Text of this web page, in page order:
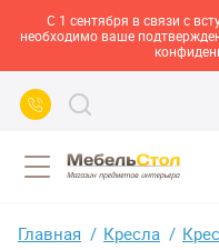
С 1 сентября в связи с
необходимо ваше
Главная Кресла